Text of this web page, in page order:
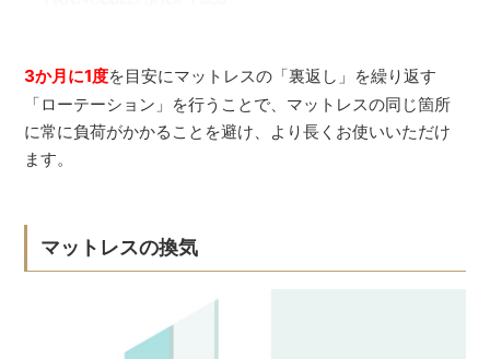
3か月に1度を目安にマットレスの「裏返し」を繰り返す
「ローテーション」を行うことで、マットレスの同じ箇所
に常に負荷がかかることを避け、より長くお使いいただけ
ます。
マットレスの換気